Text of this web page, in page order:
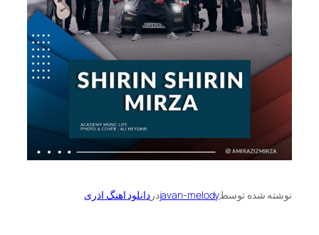
توسطjavan-melodyدردانلود اهنگ اذری